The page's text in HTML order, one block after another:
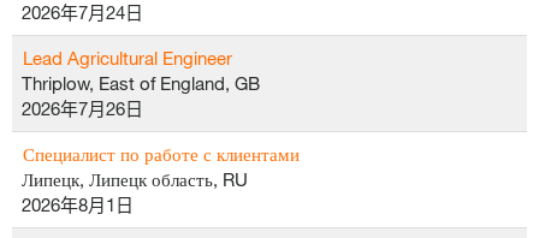
2026年7月24日
Lead Agricultural Engineer
Thriplow, East of England, GB
2026年7月26日
Специалист по работе с клиентами
Липецк, Липецк область, RU
2026年8月1日